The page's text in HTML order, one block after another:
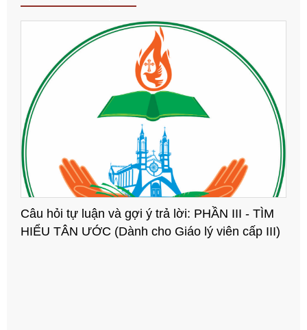
Câu hỏi tự luận và gợi ý trả lời: PHẦN II - TÌM
HIỂU CỰU ƯỚC (Dành cho Giáo lý viên cấp II)